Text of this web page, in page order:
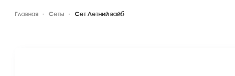
Главная Сеты Сет Летний вайб